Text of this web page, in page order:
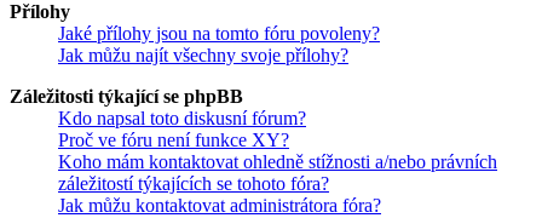
Přílohy
Jaké přílohy jsou na tomto fóru povoleny?
Jak můžu najít všechny svoje přílohy?
Záležitosti týkající se phpBB
Kdo napsal toto diskusní fórum?
Proč ve fóru není funkce XY?
Koho mám kontaktovat ohledně stížnosti a/nebo právních
záležitostí týkajících se tohoto fóra?
Jak můžu kontaktovat administrátora fóra?